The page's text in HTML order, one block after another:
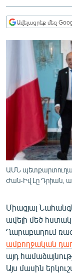
ՊԱՏԵՐԱԶՄԻ 6
ՏԱՐԱԾԱՇՐՋԱՆ
ՄԻՋԱԶԳԱՅԻՆ
ՄՇԱԿՈՒՅԹ
ՍՊՈՐՏ
ՏՏ ԵՒ ԻՆՏԵՐՆԵՏ
ԿՈՐՈՆԱՎԻՐՈՒՍ
ԱՐԽԻՎ
ՏԵՍԱՆՅՈՒԹԵՐ
ԲԱՆԱՎԵՃ
ՁԳՏԵԼՈՎ
ՓՈԴՔԱՍԹ
Հայերեն
English
Ավելացրեք մեզ
ԱՄՆ
Ժան-Իվ Լը Դրիան,
Միացյալ
ավելի մեծ
Ղարաբաղում
ամբողջական
այդ
Այս մասին